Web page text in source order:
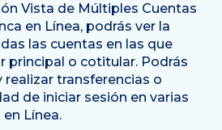
Vista de Múltiples Cuentas
en Línea, podrás ver la
las cuentas en las que
principal o cotitular. Podrás
transferencias o
de iniciar sesión en varias
Línea.